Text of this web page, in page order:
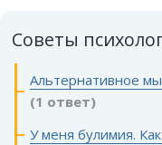
Советы
Альтернативное
(1 ответ)
У меня булимия.